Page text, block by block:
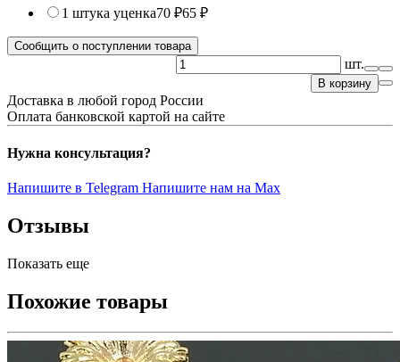
1 штука уценка70 ₽65 ₽
Сообщить о поступлении товара
шт.
В корзину
Доставка в любой город России
Оплата банковской картой на сайте
Нужна консультация?
Напишите в Telegram Напишите нам на Max
Отзывы
Показать еще
Похожие товары